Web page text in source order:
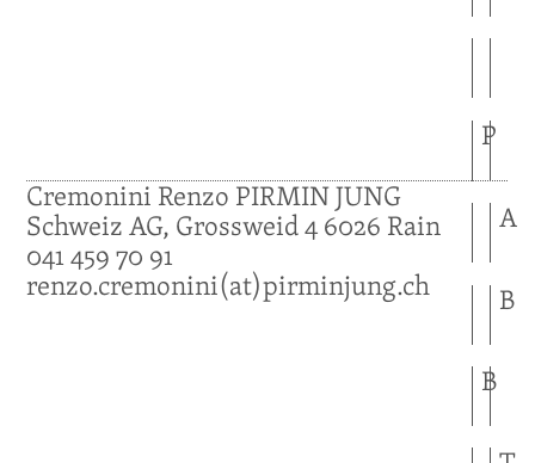
P
Cremonini Renzo PIRMIN JUNG
Schweiz AG, Grossweid 46026 Rain
041 459 70 91
renzo.cremonini(at)pirminjung.ch
A
B
B